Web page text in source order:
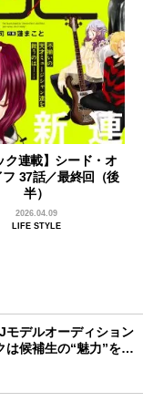
ク連載】シード・オ
フ 37話／最終回（後
半）
2026.04.09
LIFE STYLE
デルオーディション
候補生の“魅力”を重